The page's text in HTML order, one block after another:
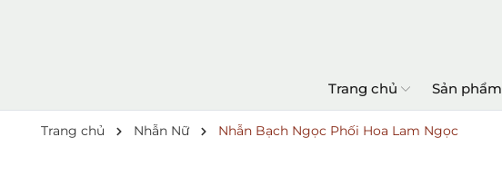
Trang chủ Sản phẩm
Trang chủ Nhẫn Nữ Nhẫn Bạch Ngọc Phối Hoa Lam Ngọc